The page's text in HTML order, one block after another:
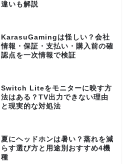
違いも解説
KarasuGamingは怪しい？会社
情報・保証・支払い・購入前の確
認点を一次情報で検証
Switch Liteをモニターに映す方
法はある？TV出力できない理由
と現実的な対処法
夏にヘッドホンは暑い？蒸れを減
らす選び方と用途別おすすめ4機
種